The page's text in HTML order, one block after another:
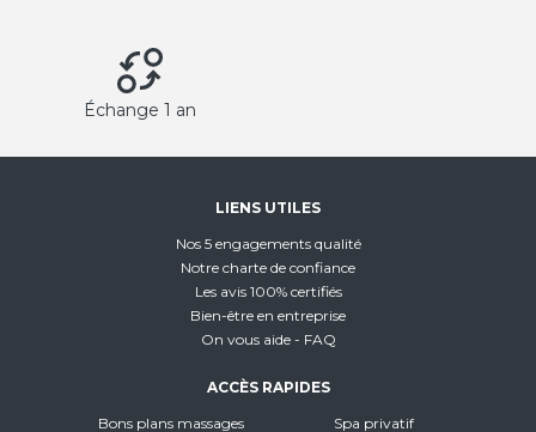
Échange 1 an
LIENS UTILES
Nos 5 engagements qualité
Notre charte de confiance
Les avis 100% certifiés
Bien-être en entreprise
On vous aide - FAQ
ACCÈS RAPIDES
Bons plans massages
Spa privatif